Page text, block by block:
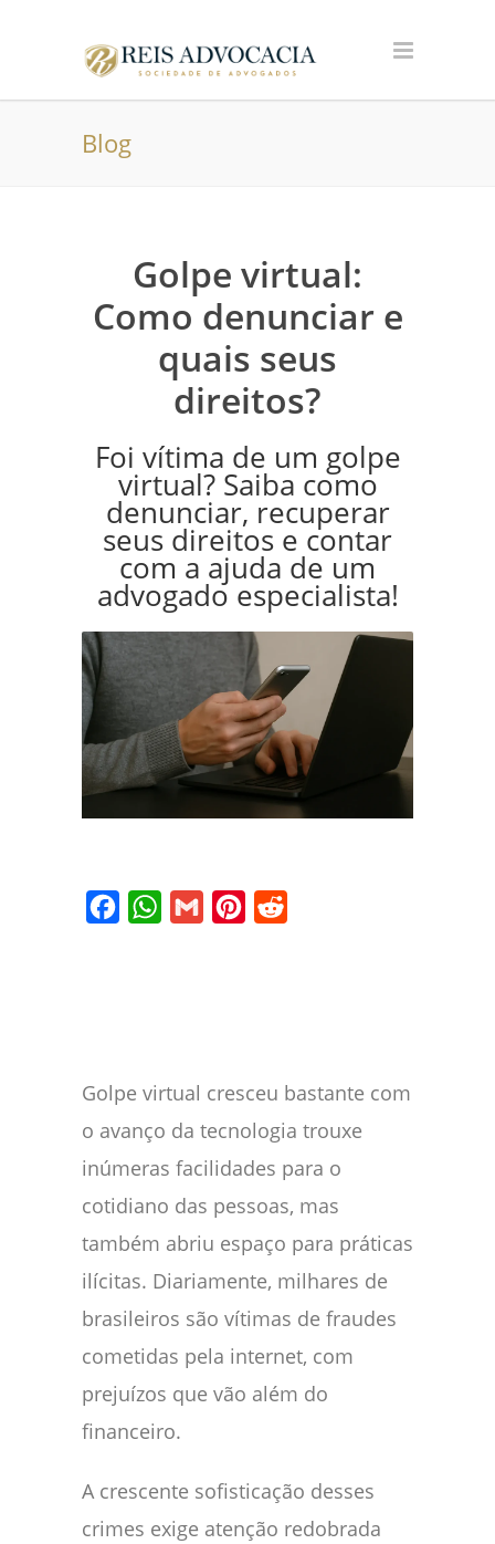
Blog
Golpe virtual:
Como denunciar e
quais seus
direitos?
Foi vítima de um golpe
virtual? Saiba como
denunciar, recuperar
seus direitos e contar
com a ajuda de um
advogado especialista!
Golpe virtual cresceu bastante com
o avanço da tecnologia trouxe
inúmeras facilidades para o
cotidiano das pessoas, mas
também abriu espaço para práticas
ilícitas. Diariamente, milhares de
brasileiros são vítimas de fraudes
cometidas pela internet, com
prejuízos que vão além do
financeiro.
A crescente sofisticação desses
crimes exige atenção redobrada